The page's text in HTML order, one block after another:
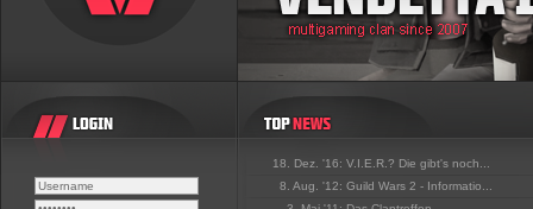
18. Dez. '16: V.I.E.R.? Die gibt's noch...
8. Aug. '12: Guild Wars 2 - Informatio...